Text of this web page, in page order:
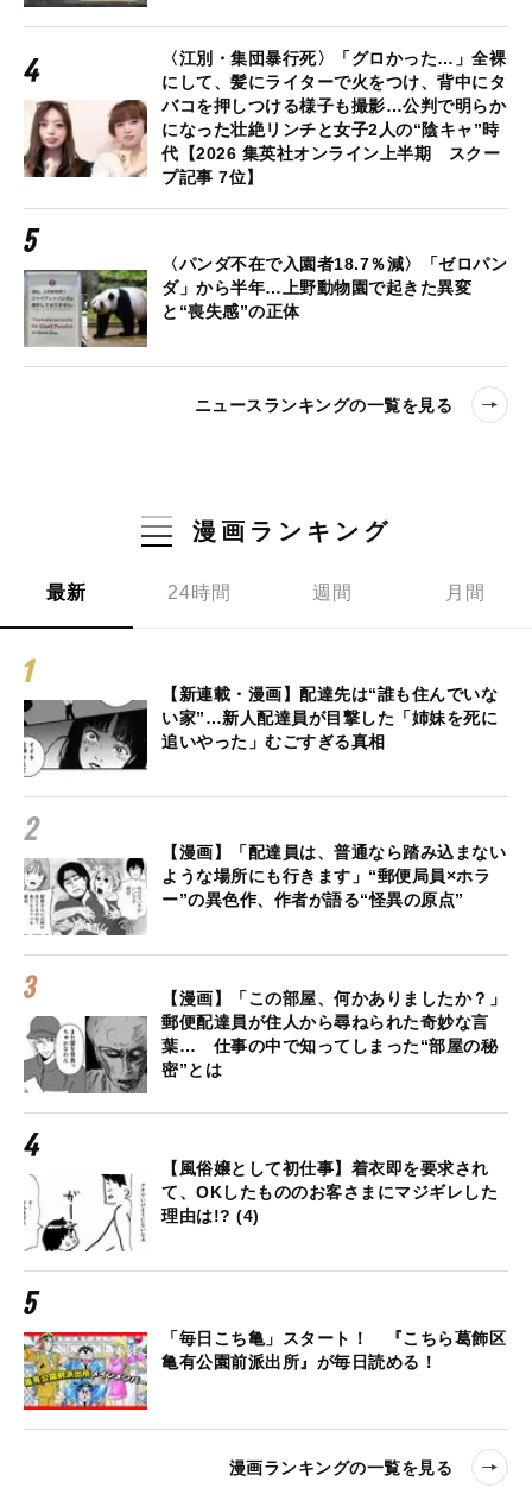
〈江別・集団暴行死〉「グロかった…」全裸
にして、髪にライターで火をつけ、背中にタ
バコを押しつける様子も撮影…公判で明らか
になった壮絶リンチと女子2人の“陰キャ”時
代【2026 集英社オンライン上半期 スクー
プ記事 7位】
〈パンダ不在で入園者18.7％減〉「ゼロパン
ダ」から半年…上野動物園で起きた異変
と“喪失感”の正体
ニュースランキングの一覧を見る
漫画ランキング
最新 24時間 週間 月間
【新連載・漫画】配達先は“誰も住んでいな
い家”…新人配達員が目撃した「姉妹を死に
追いやった」むごすぎる真相
【漫画】「配達員は、普通なら踏み込まない
ような場所にも行きます」“郵便局員×ホラ
ー”の異色作、作者が語る“怪異の原点”
【漫画】「この部屋、何かありましたか？」
郵便配達員が住人から尋ねられた奇妙な言
葉… 仕事の中で知ってしまった“部屋の秘
密”とは
【風俗嬢として初仕事】着衣即を要求され
て、OKしたもののお客さまにマジギレした
理由は!? (4)
「毎日こち亀」スタート！ 『こちら葛飾区
亀有公園前派出所』が毎日読める！
漫画ランキングの一覧を見る